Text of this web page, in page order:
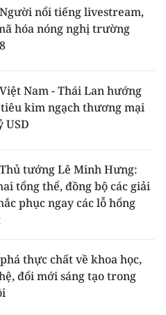
nổi tiếng livestream,
hóa nóng nghị trường
Nam - Thái Lan hướng
kim ngạch thương mại
USD
tướng Lê Minh Hưng:
tổng thể, đồng bộ các giải
phục ngay các lỗ hổng
thực chất về khoa học,
đổi mới sáng tạo trong